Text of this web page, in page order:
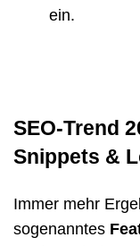
ein.
SEO-Trend
Snippets &
Immer mehr
sogenanntes